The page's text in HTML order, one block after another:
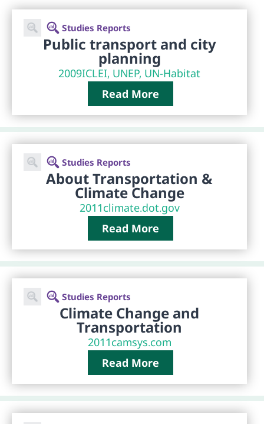
Studies Reports
Public transport and city
planning
2009ICLEI, UNEP, UN-Habitat
Read More
Studies Reports
About Transportation &
Climate Change
2011climate.dot.gov
Read More
Studies Reports
Climate Change and
Transportation
2011camsys.com
Read More